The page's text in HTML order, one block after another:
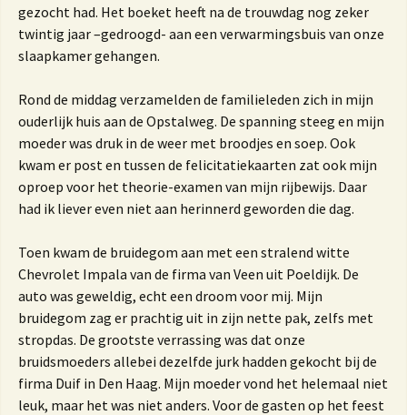
gezocht had. Het boeket heeft na de trouwdag nog zeker
twintig jaar –gedroogd- aan een verwarmingsbuis van onze
slaapkamer gehangen.
Rond de middag verzamelden de familieleden zich in mijn
ouderlijk huis aan de Opstalweg. De spanning steeg en mijn
moeder was druk in de weer met broodjes en soep. Ook
kwam er post en tussen de felicitatiekaarten zat ook mijn
oproep voor het theorie-examen van mijn rijbewijs. Daar
had ik liever even niet aan herinnerd geworden die dag.
Toen kwam de bruidegom aan met een stralend witte
Chevrolet Impala van de firma van Veen uit Poeldijk. De
auto was geweldig, echt een droom voor mij. Mijn
bruidegom zag er prachtig uit in zijn nette pak, zelfs met
stropdas. De grootste verrassing was dat onze
bruidsmoeders allebei dezelfde jurk hadden gekocht bij de
firma Duif in Den Haag. Mijn moeder vond het helemaal niet
leuk, maar het was niet anders. Voor de gasten op het feest